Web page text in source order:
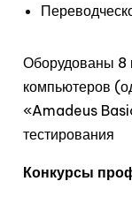
Оборудованы 8
компьютеров
«Amadeus
тестирования
Конкурсы